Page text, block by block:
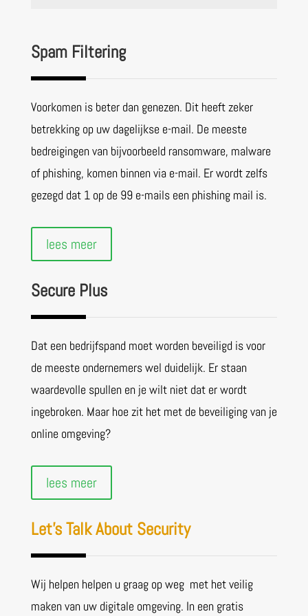
Spam Filtering
Voorkomen is beter dan genezen. Dit heeft zeker
betrekking op uw dagelijkse e-mail. De meeste
bedreigingen van bijvoorbeeld ransomware, malware
of phishing, komen binnen via e-mail. Er wordt zelfs
gezegd dat 1 op de 99 e-mails een phishing mail is.
lees meer
Secure Plus
Dat een bedrijfspand moet worden beveiligd is voor
de meeste ondernemers wel duidelijk. Er staan
waardevolle spullen en je wilt niet dat er wordt
ingebroken. Maar hoe zit het met de beveiliging van je
online omgeving?
lees meer
Let’s Talk About Security
Wij helpen helpen u graag op weg met het veilig
maken van uw digitale omgeving. In een gratis